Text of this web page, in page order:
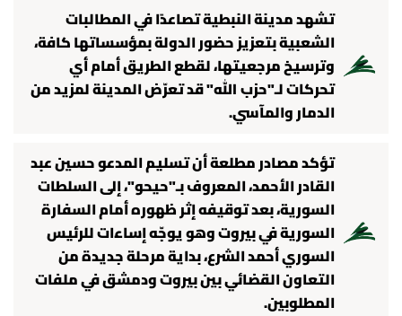
الرياضة
منوّعات
حظّك اليوم
للتاريخ
فيديو
تشهد مدينة النبطية تصاعدًا في المطالبات
الشعبية بتعزيز حضور الدولة بمؤسساتها كافة،
وترسيخ مرجعيتها، لقطع الطريق أمام أي
تحركات لـ"حزب الله" قد تعرّض المدينة لمزيد من
الدمار والمآسي.
تؤكد مصادر مطلعة أن تسليم المدعو حسين عبد
القادر الأحمد، المعروف بـ"حيحو"، إلى السلطات
السورية، بعد توقيفه إثر ظهوره أمام السفارة
السورية في بيروت وهو يوجّه إساءات للرئيس
السوري أحمد الشرع، بداية مرحلة جديدة من
التعاون القضائي بين بيروت ودمشق في ملفات
المطلوبين.